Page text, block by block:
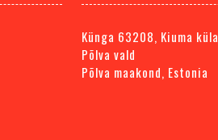
Künga 63208, Kiuma küla
Põlva vald
Põlva maakond, Estonia